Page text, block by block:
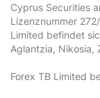
Cyprus Securities
Lizenznummer
Limited befindet
Aglantzia, Nikosia,
Forex TB Limited